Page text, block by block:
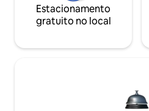
Estacionamento
gratuito no local